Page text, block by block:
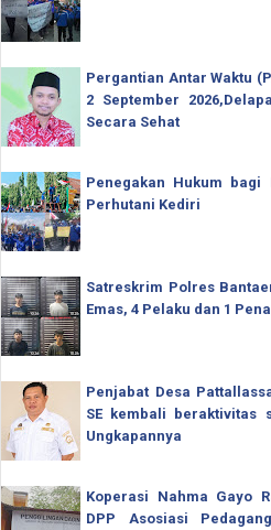
Pergantian Antar Waktu
2 September
Secara Sehat
Penegakan Hukum bagi
Perhutani Kediri
Satreskrim Polres
Emas, 4 Pelaku dan 1
Penjabat Desa
SE kembali beraktivitas
Ungkapannya
Koperasi Nahma Gayo
DPP Asosiasi